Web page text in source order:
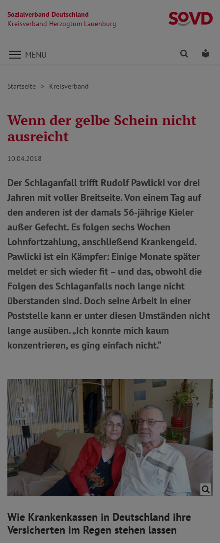
Sozialverband Deutschland
Kreisverband Herzogtum Lauenburg
Direkt zu den Inhalten springen
MENÜ Finden
Startseite Kreisverband
Wenn der gelbe Schein nicht
ausreicht
10.04.2018
Der Schlaganfall trifft Rudolf Pawlicki vor drei
Jahren mit voller Breitseite. Von einem Tag auf
den anderen ist der damals 56-jährige Kieler
außer Gefecht. Es folgen sechs Wochen
Lohnfortzahlung, anschließend Krankengeld.
Pawlicki ist ein Kämpfer: Einige Monate später
meldet er sich wieder fit – und das, obwohl die
Folgen des Schlaganfalls noch lange nicht
überstanden sind. Doch seine Arbeit in einer
Poststelle kann er unter diesen Umständen nicht
lange ausüben. „Ich konnte mich kaum
konzentrieren, es ging einfach nicht.“
Wie Krankenkassen in Deutschland ihre
Versicherten im Regen stehen lassen